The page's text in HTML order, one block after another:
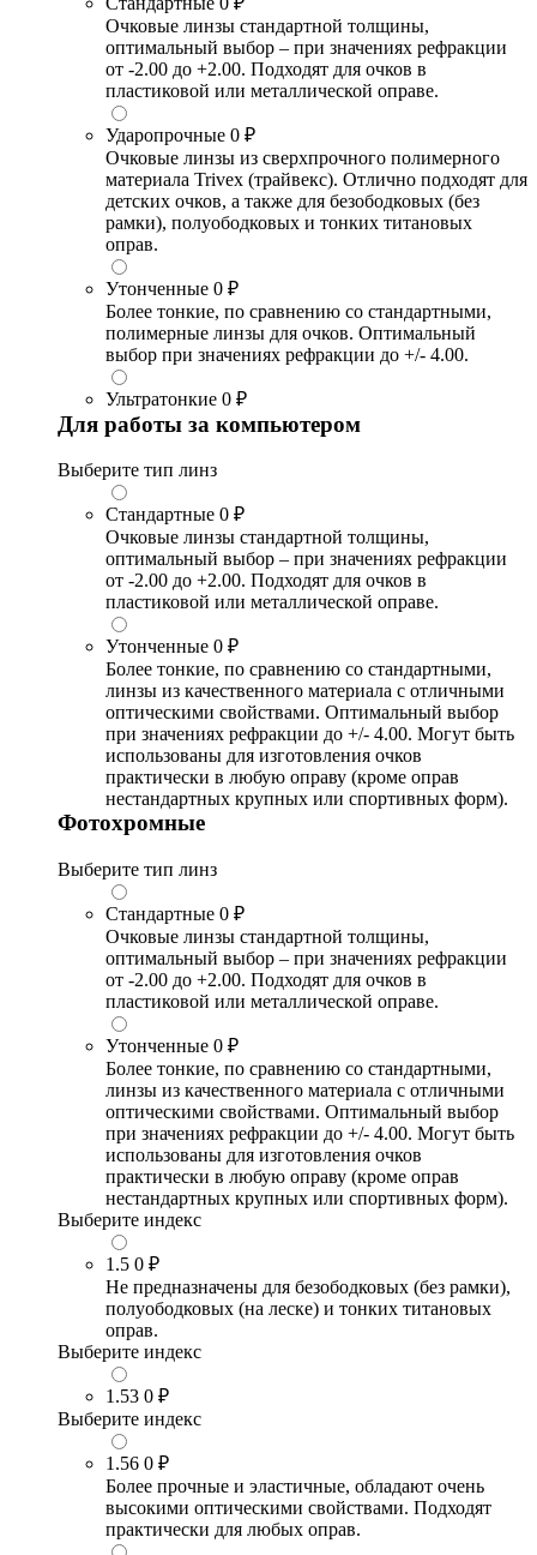
Очковые линзы стандартной толщины,
оптимальный выбор – при значениях рефракции
от -2.00 до +2.00. Подходят для очков в
пластиковой или металлической оправе.
Ударопрочные 0 ₽
Очковые линзы из сверхпрочного полимерного
материала Trivex (трайвекс). Отлично подходят для
детских очков, а также для безободковых (без
рамки), полуободковых и тонких титановых
оправ.
Утонченные 0 ₽
Более тонкие, по сравнению со стандартными,
полимерные линзы для очков. Оптимальный
выбор при значениях рефракции до +/- 4.00.
Ультратонкие 0 ₽
Для работы за компьютером
Выберите тип линз
Стандартные 0 ₽
Очковые линзы стандартной толщины,
оптимальный выбор – при значениях рефракции
от -2.00 до +2.00. Подходят для очков в
пластиковой или металлической оправе.
Утонченные 0 ₽
Более тонкие, по сравнению со стандартными,
линзы из качественного материала с отличными
оптическими свойствами. Оптимальный выбор
при значениях рефракции до +/- 4.00. Могут быть
использованы для изготовления очков
практически в любую оправу (кроме оправ
нестандартных крупных или спортивных форм).
Фотохромные
Выберите тип линз
Стандартные 0 ₽
Очковые линзы стандартной толщины,
оптимальный выбор – при значениях рефракции
от -2.00 до +2.00. Подходят для очков в
пластиковой или металлической оправе.
Утонченные 0 ₽
Более тонкие, по сравнению со стандартными,
линзы из качественного материала с отличными
оптическими свойствами. Оптимальный выбор
при значениях рефракции до +/- 4.00. Могут быть
использованы для изготовления очков
практически в любую оправу (кроме оправ
нестандартных крупных или спортивных форм).
Выберите индекс
1.5 0 ₽
Не предназначены для безободковых (без рамки),
полуободковых (на леске) и тонких титановых
оправ.
Выберите индекс
1.53 0 ₽
Выберите индекс
1.56 0 ₽
Более прочные и эластичные, обладают очень
высокими оптическими свойствами. Подходят
практически для любых оправ.